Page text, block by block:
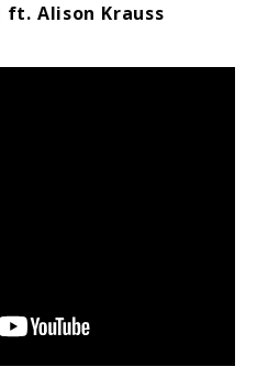
Alison Krauss